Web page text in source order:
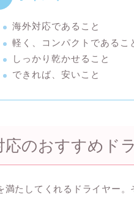
海外対応であること
軽く、コンパクト であるこ
しっかり乾かせること
できれば、安いこと
応のおすすめド
満たしてくれるドライヤー。